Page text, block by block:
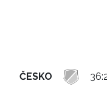
ČESKO